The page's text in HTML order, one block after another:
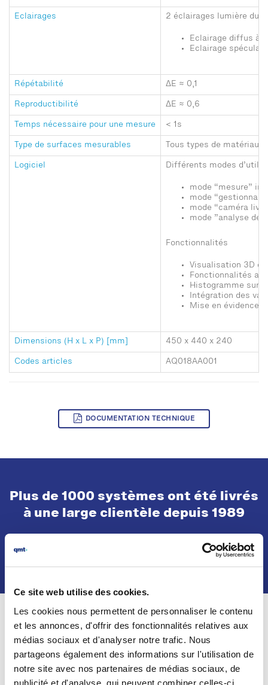
Ce site web utilise des cookies.
Les cookies nous permettent de personnaliser le contenu
et les annonces, d'offrir des fonctionnalités relatives aux
médias sociaux et d'analyser notre trafic. Nous
partageons également des informations sur l'utilisation de
notre site avec nos partenaires de médias sociaux, de
publicité et d'analyse, qui peuvent combiner celles-ci
Eclairages 2 éclairages lumière du
Eclairage diffus à
Eclairage
Répétabilité ΔE ≈ 0,1
Reproductibilité ΔE ≈ 0,6
Temps nécessaire pour une mesure < 1s
Type de surfaces mesurables Tous types de
Logiciel Différents modes
mode “mesure”
mode
mode “caméra
mode ”analyse de
Fonctionnalités
Visualisation 3D
Fonctionnalités
Histogramme sur
Intégration des
Mise en évidence
Dimensions (H x L x P) [mm] 450 x 440 x 240
Codes articles AQ018AA001
DOCUMENTATION TECHNIQUE
Plus de 1000 systèmes ont été livrés
à une large clientèle depuis 1989
Collaboration avec Monsieur
Philippe Spay de newColor
L'expertise dans l'évaluation de la couleur en particulier dans